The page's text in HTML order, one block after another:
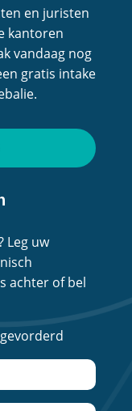
en juristen
kantoren
vandaag nog
gratis intake
Leg uw
achter of bel